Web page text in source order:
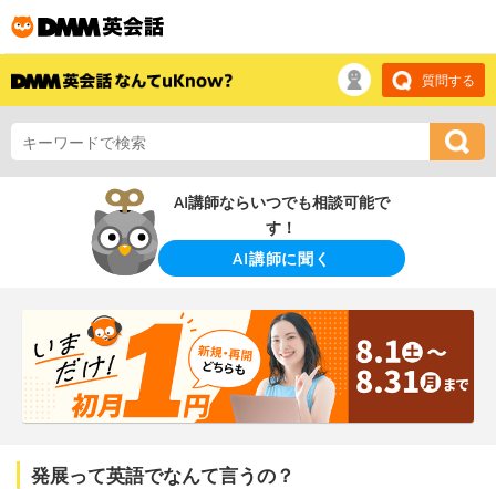
質問する
AI講師ならいつでも相談可能で
す！
AI講師に聞く
発展って英語でなんて言うの？